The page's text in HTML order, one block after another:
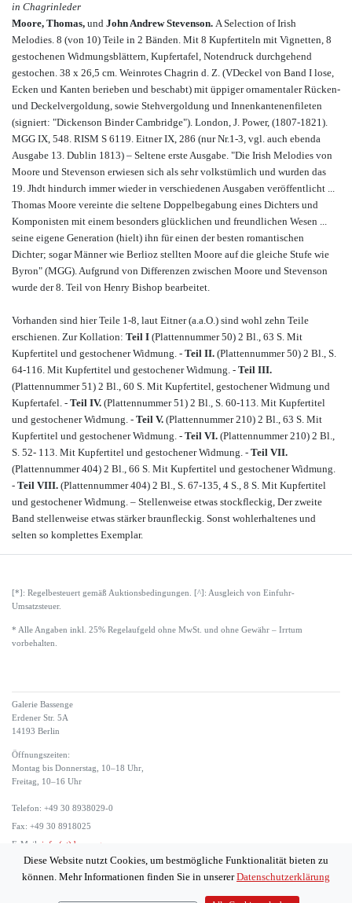
in Chagrinleder
Moore, Thomas, und John Andrew Stevenson. A Selection of Irish
Melodies. 8 (von 10) Teile in 2 Bänden. Mit 8 Kupfertiteln mit Vignetten, 8
gestochenen Widmungsblättern, Kupfertafel, Notendruck durchgehend
gestochen. 38 x 26,5 cm. Weinrotes Chagrin d. Z. (VDeckel von Band I lose,
Ecken und Kanten berieben und beschabt) mit üppiger ornamentaler Rücken-
und Deckelvergoldung, sowie Stehvergoldung und Innenkantenenfileten
(signiert: "Dickenson Binder Cambridge"). London, J. Power, (1807-1821).
MGG IX, 548. RISM S 6119. Eitner IX, 286 (nur Nr.1-3, vgl. auch ebenda
Ausgabe 13. Dublin 1813) – Seltene erste Ausgabe. "Die Irish Melodies von
Moore und Stevenson erwiesen sich als sehr volkstümlich und wurden das
19. Jhdt hindurch immer wieder in verschiedenen Ausgaben veröffentlicht ...
Thomas Moore vereinte die seltene Doppelbegabung eines Dichters und
Komponisten mit einem besonders glücklichen und freundlichen Wesen ...
seine eigene Generation (hielt) ihn für einen der besten romantischen
Dichter; sogar Männer wie Berlioz stellten Moore auf die gleiche Stufe wie
Byron" (MGG). Aufgrund von Differenzen zwischen Moore und Stevenson
wurde der 8. Teil von Henry Bishop bearbeitet.
Vorhanden sind hier Teile 1-8, laut Eitner (a.a.O.) sind wohl zehn Teile
erschienen. Zur Kollation: Teil I (Plattennummer 50) 2 Bl., 63 S. Mit
Kupfertitel und gestochener Widmung. - Teil II. (Plattennummer 50) 2 Bl., S.
64-116. Mit Kupfertitel und gestochener Widmung. - Teil III.
(Plattennummer 51) 2 Bl., 60 S. Mit Kupfertitel, gestochener Widmung und
Kupfertafel. - Teil IV. (Plattennummer 51) 2 Bl., S. 60-113. Mit Kupfertitel
und gestochener Widmung. - Teil V. (Plattennummer 210) 2 Bl., 63 S. Mit
Kupfertitel und gestochener Widmung. - Teil VI. (Plattennummer 210) 2 Bl.,
S. 52- 113. Mit Kupfertitel und gestochener Widmung. - Teil VII.
(Plattennummer 404) 2 Bl., 66 S. Mit Kupfertitel und gestochener Widmung.
- Teil VIII. (Plattennummer 404) 2 Bl., S. 67-135, 4 S., 8 S. Mit Kupfertitel
und gestochener Widmung. – Stellenweise etwas stockfleckig, Der zweite
Band stellenweise etwas stärker braunfleckig. Sonst wohlerhaltenes und
selten so komplettes Exemplar.
[*]: Regelbesteuert gemäß Auktionsbedingungen. [^]: Ausgleich von Einfuhr-
Umsatzsteuer.
* Alle Angaben inkl. 25% Regelaufgeld ohne MwSt. und ohne Gewähr – Irrtum
vorbehalten.
Galerie Bassenge
Erdener Str. 5A
14193 Berlin
Öffnungszeiten:
Montag bis Donnerstag, 10–18 Uhr,
Freitag, 10–16 Uhr
Telefon: +49 30 8938029-0
Fax: +49 30 8918025
E-Mail: info (at) bassenge.com
Diese Website nutzt Cookies, um bestmögliche Funktionalität bieten zu
können. Mehr Informationen finden Sie in unsererDatenschutzerklärung